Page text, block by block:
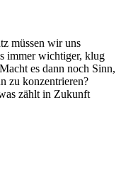
müssen wir uns
immer wichtiger, klug
es dann noch Sinn,
zu konzentrieren?
zählt in Zukunft